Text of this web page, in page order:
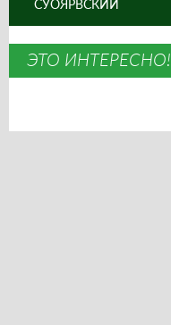
СУОЯРВСКИЙ
ЭТО ИНТЕРЕСНО!